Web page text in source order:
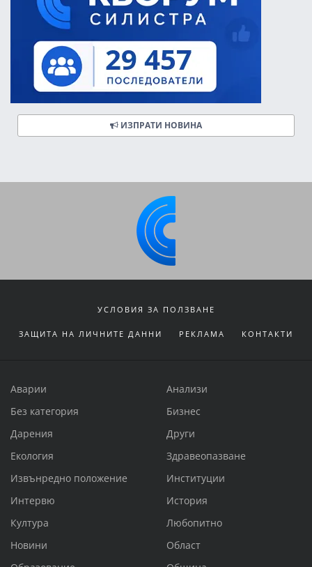
ИЗПРАТИ НОВИНА
УСЛОВИЯ ЗА ПОЛЗВАНЕ
ЗАЩИТА НА ЛИЧНИТЕ ДАННИ РЕКЛАМА КОНТАКТИ
Аварии
Анализи
Без категория
Бизнес
Дарения
Други
Екология
Здравеопазване
Извънредно положение
Институции
Интервю
История
Култура
Любопитно
Новини
Област